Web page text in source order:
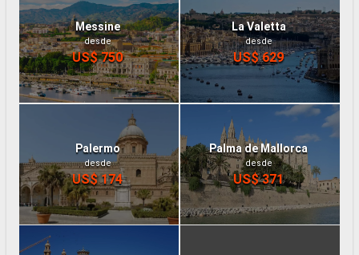
Messine
desde
US$ 750
La Valetta
desde
US$ 629
Palermo
desde
US$ 174
Palma de Mallorca
desde
US$ 371